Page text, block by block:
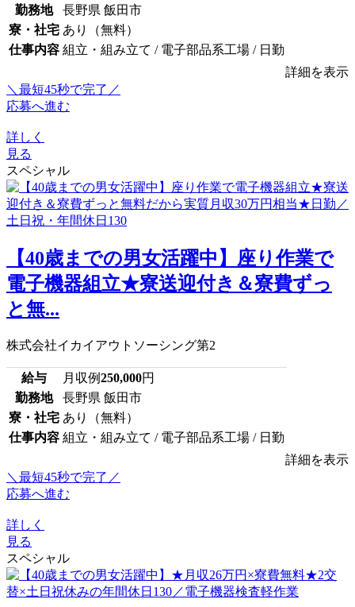
勤務地
長野県 飯田市
寮・社宅 あり（無料）
仕事内容 組立・組み立て / 電子部品系工場 / 日勤
詳細を表示
＼最短45秒で完了／
応募へ進む
詳しく
見る
スペシャル
【40歳までの男女活躍中】座り作業で
電子機器組立★寮送迎付き＆寮費ずっ
と無...
株式会社イカイアウトソーシング第2
給与 月収例250,000円
勤務地
長野県 飯田市
寮・社宅 あり（無料）
仕事内容 組立・組み立て / 電子部品系工場 / 日勤
詳細を表示
＼最短45秒で完了／
応募へ進む
詳しく
見る
スペシャル